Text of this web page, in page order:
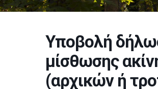
Υποβολή
μίσθωσης
(αρχικών ή